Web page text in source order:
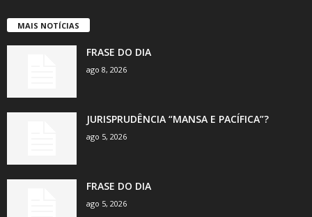
MAIS NOTÍCIAS
FRASE DO DIA
ago 8, 2026
JURISPRUDÊNCIA “MANSA E PACÍFICA”?
ago 5, 2026
FRASE DO DIA
ago 5, 2026